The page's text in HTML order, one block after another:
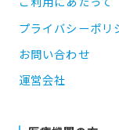
プライバシーポリ
お問い合わせ
運営会社